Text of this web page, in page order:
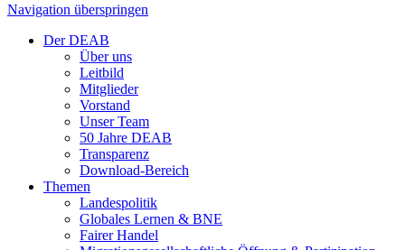
Navigation überspringen
Der DEAB
Über uns
Leitbild
Mitglieder
Vorstand
Unser Team
50 Jahre DEAB
Transparenz
Download-Bereich
Themen
Landespolitik
Globales Lernen & BNE
Fairer Handel